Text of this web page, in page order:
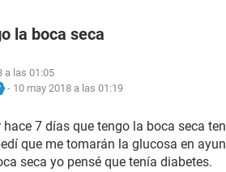
la boca seca
a las 01:05
- 10 may 2018 a las 01:19
7 días que tengo la boca seca
que me tomarán la glucosa en
seca yo pensé que tenía diabetes.